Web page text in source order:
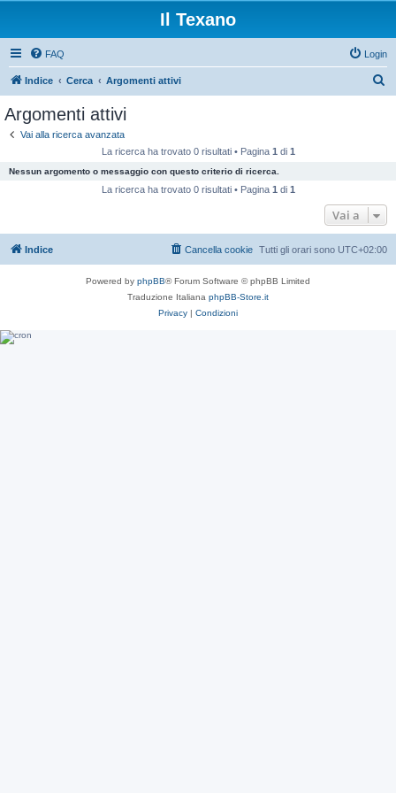
Il Texano
FAQ Login
Indice Cerca Argomenti attivi
Argomenti attivi
Vai alla ricerca avanzata
La ricerca ha trovato 0 risultati • Pagina 1 di 1
Nessun argomento o messaggio con questo criterio di ricerca.
La ricerca ha trovato 0 risultati • Pagina 1 di 1
Vai a
Indice Tutti gli orari sono UTC+02:00
Cancella cookie
Powered by phpBB® Forum Software © phpBB Limited
Traduzione Italiana phpBB-Store.it
Privacy | Condizioni